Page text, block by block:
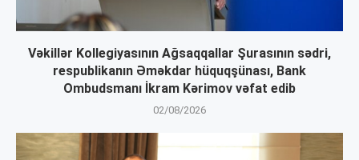
Vəkillər Kollegiyasının Ağsaqqallar Şurasının sədri,
respublikanın Əməkdar hüquqşünası, Bank
Ombudsmanı İkram Kərimov vəfat edib
02/08/2026